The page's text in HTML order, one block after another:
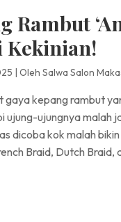
Rambut
Kekinian!
| Oleh Salwa Salon
gaya kepang rambut
ujung-ujungnya malah
dicoba kok malah
Braid, Dutch Braid,